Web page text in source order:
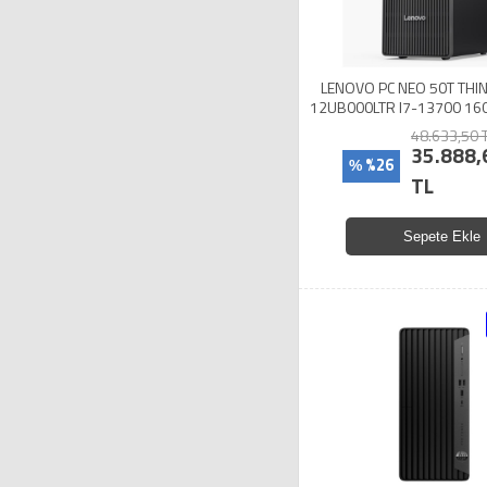
LENOVO PC NEO 50T
12UB000LTR I7-13700
UHD 770 DOS
% %26
48.633,50
TL
Sepete Ekle